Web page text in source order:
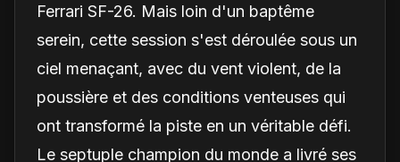
Ferrari SF-26. Mais loin d'un baptême
serein, cette session s'est déroulée sous un
ciel menaçant, avec du vent violent, de la
poussière et des conditions venteuses qui
ont transformé la piste en un véritable défi.
Le septuple champion du monde a livré ses